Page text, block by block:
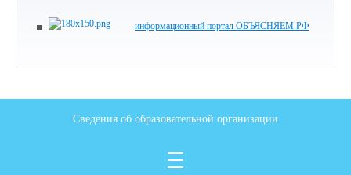
информационный портал ОБЪЯСНЯЕМ.РФ
Сведения об образовательной организации